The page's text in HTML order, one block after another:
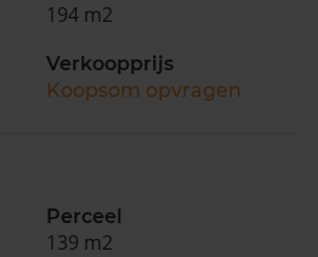
194 m2
Verkoopprijs
Koopsom opvragen
Perceel
139 m2